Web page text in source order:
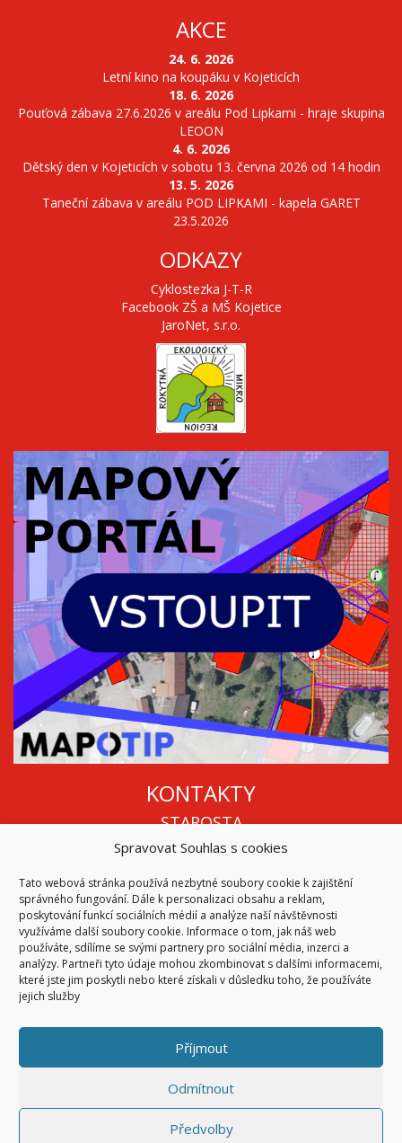
Spravovat Souhlas s cookies
Tato webová stránka používá nezbytné soubory cookie k zajištění
správného fungování. Dále k personalizaci obsahu a reklam,
poskytování funkcí sociálních médií a analýze naší návštěvnosti
využíváme další soubory cookie. Informace o tom, jak náš web
používáte, sdílíme se svými partnery pro sociální média, inzerci a
analýzy. Partneři tyto údaje mohou zkombinovat s dalšími informacemi,
které jste jim poskytli nebo které získali v důsledku toho, že používáte
jejich služby
Příjmout
Odmítnout
Předvolby
AKCE
24. 6. 2026
Letní kino na koupáku v Kojeticích
18. 6. 2026
Pouťová zábava 27.6.2026 v areálu Pod Lipkami - hraje skupina
LEOON
4. 6. 2026
Dětský den v Kojeticích v sobotu 13. června 2026 od 14 hodin
13. 5. 2026
Taneční zábava v areálu POD LIPKAMI - kapela GARET
23.5.2026
ODKAZY
Cyklostezka J-T-R
Facebook ZŠ a MŠ Kojetice
JaroNet, s.r.o.
KONTAKTY
STAROSTA
Mgr. Roman Vala
info@oukojetice.cz
ÚŘEDNÍ HODINY
Po, St: 15:30 - 16:30
Všechny kontakty | Kde nás najdete
© 2026Obec Kojetice na Moravě
Všechna práva vyhrazena
Code & Design bySymphony Digital